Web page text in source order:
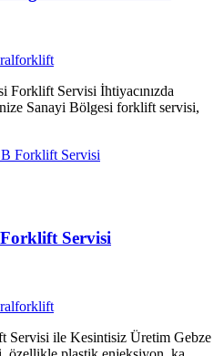
Forklift Servisi İhtiyacınızda
Sanayi Bölgesi forklift servisi,
Servisi
Servisi ile Kesintisiz Üretim Gebze